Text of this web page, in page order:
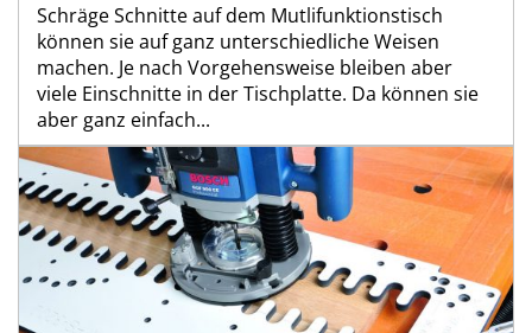
Schräge Schnitte auf dem Mutlifunktionstisch
können sie auf ganz unterschiedliche Weisen
machen. Je nach Vorgehensweise bleiben aber
viele Einschnitte in der Tischplatte. Da können sie
aber ganz einfach...